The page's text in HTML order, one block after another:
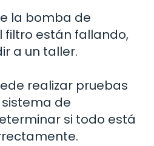
la bomba de
filtro están fallando,
a un taller.
realizar pruebas
de
si todo está